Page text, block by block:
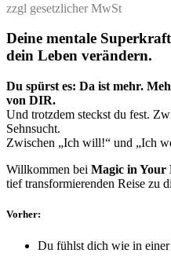
zzgl gesetzlicher MwSt
Deine mentale
dein Leben verändern.
Du spürst es: Da ist mehr.
von DIR.
Und trotzdem steckst du fest.
Sehnsucht.
Zwischen „Ich will!“ und „Ich
Willkommen bei Magic in Your
tief transformierenden Reise zu
Vorher:
Du fühlst dich wie in einer